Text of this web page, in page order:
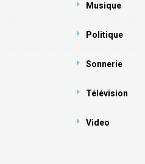
Musique
Politique
Sonnerie
Télévision
Video